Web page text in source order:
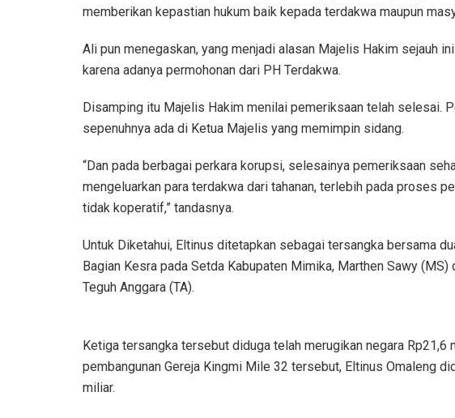
memberikan kepastian hukum baik kepada terdakwa maupun
Ali pun menegaskan, yang menjadi alasan Majelis Hakim sejauh
karena adanya permohonan dari PH Terdakwa.
Disamping itu Majelis Hakim menilai pemeriksaan telah selesai.
sepenuhnya ada di Ketua Majelis yang memimpin sidang.
“Dan pada berbagai perkara korupsi, selesainya pemeriksaan
mengeluarkan para terdakwa dari tahanan, terlebih pada proses
tidak koperatif,” tandasnya.
Untuk Diketahui, Eltinus ditetapkan sebagai tersangka bersama
Bagian Kesra pada Setda Kabupaten Mimika, Marthen Sawy
Teguh Anggara (TA).
Ketiga tersangka tersebut diduga telah merugikan negara Rp21,6
pembangunan Gereja Kingmi Mile 32 tersebut, Eltinus Omaleng
miliar.